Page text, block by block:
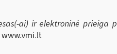
ai) ir elektroninė prieiga